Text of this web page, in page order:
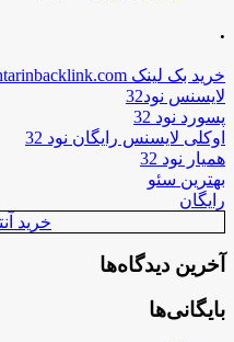
.
خرید بک لینک behtarinbacklink.com
لایسنس نود32
پسورد نود 32
اوکلی لایسنس رایگان نود 32
همیار نود 32
بهترین سئو
رایگان
خرید
آخرین دیدگاه‌ها
بایگانی‌ها